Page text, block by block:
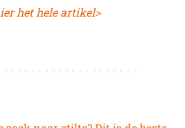
het hele artikel>